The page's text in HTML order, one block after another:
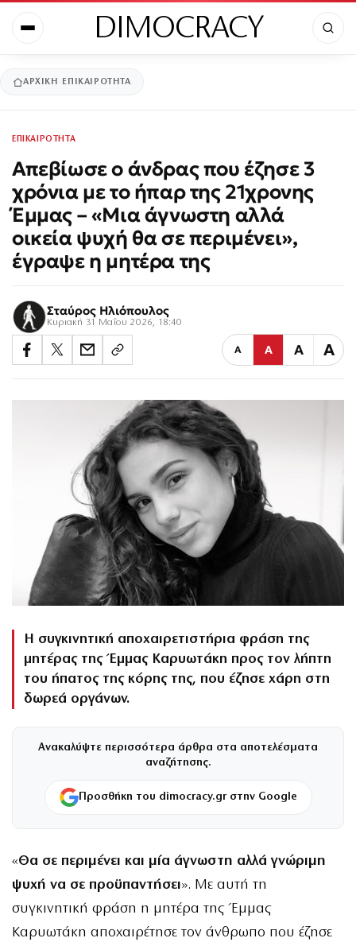
DIMOCRACY
ΑΡΧΙΚΉ ΕΠΙΚΑΙΡΟΤΗΤΑ
ΕΠΙΚΑΙΡΟΤΗΤΑ
Απεβίωσε ο άνδρας που έζησε 3
χρόνια με το ήπαρ της 21χρονης
Έμμας – «Μια άγνωστη αλλά
οικεία ψυχή θα σε περιμένει»,
έγραψε η μητέρα της
Σταύρος Ηλιόπουλος
Κυριακή 31 Μαΐου 2026, 18:40
Α Α Α Α
Η συγκινητική αποχαιρετιστήρια φράση της
μητέρας της Έμμας Καρυωτάκη προς τον λήπτη
του ήπατος της κόρης της, που έζησε χάρη στη
δωρεά οργάνων.
Ανακαλύψτε περισσότερα άρθρα στα αποτελέσματα
αναζήτησης.
Προσθήκη του dimocracy.gr στην Google
«Θα σε περιμένει και μία άγνωστη αλλά γνώριμη
ψυχή να σε προϋπαντήσει». Με αυτή τη
συγκινητική φράση η μητέρα της Έμμας
Καρυωτάκη αποχαιρέτησε τον άνθρωπο που έζησε